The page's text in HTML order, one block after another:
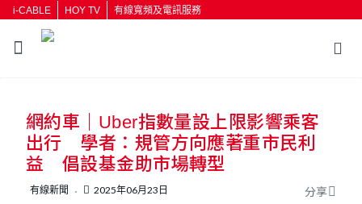
i-CABLE HOY TV 有線寬頻及電訊服務
按輸入鍵開始搜尋
網約車｜Uber指數量設上限影響乘客
出行 學者：規管方向應著重市民利
益 倡設基金助市場轉型
有線新聞 2025年06月23日 分享